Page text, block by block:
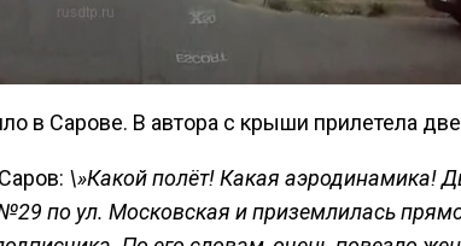
в Сарове. В автора с крыши прилетела
\»Какой полёт! Какая аэродинамика!
по ул. Московская и приземлилась